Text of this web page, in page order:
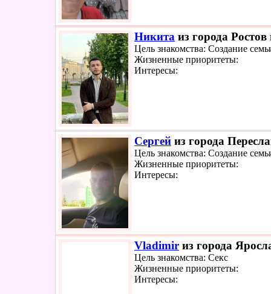
Никита из города
Цель знакомства: Создание
Жизненные приоритеты:
Интересы:
Сергей из города
Цель знакомства: Создание
Жизненные приоритеты:
Интересы:
Vladimir из города
Цель знакомства: Секс
Жизненные приоритеты:
Интересы: